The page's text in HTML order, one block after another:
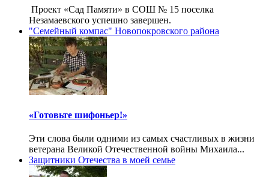
Проект «Сад Памяти» в СОШ № 15 поселка
Незамаевского успешно завершен.
"Семейный компас" Новопокровского района
«Готовьте шифоньер!»
Эти слова были одними из самых счастливых в жизни
ветерана Великой Отечественной войны Михаила...
Защитники Отечества в моей семье